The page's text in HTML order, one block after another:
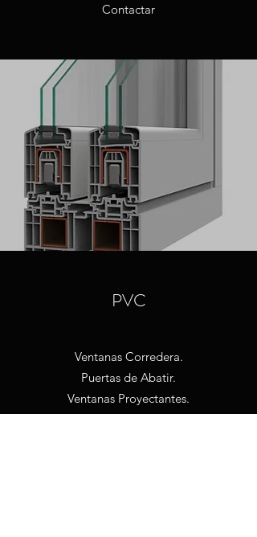
Contactar
PVC
Ventanas Corredera.
Puertas de Abatir.
Ventanas Proyectantes.